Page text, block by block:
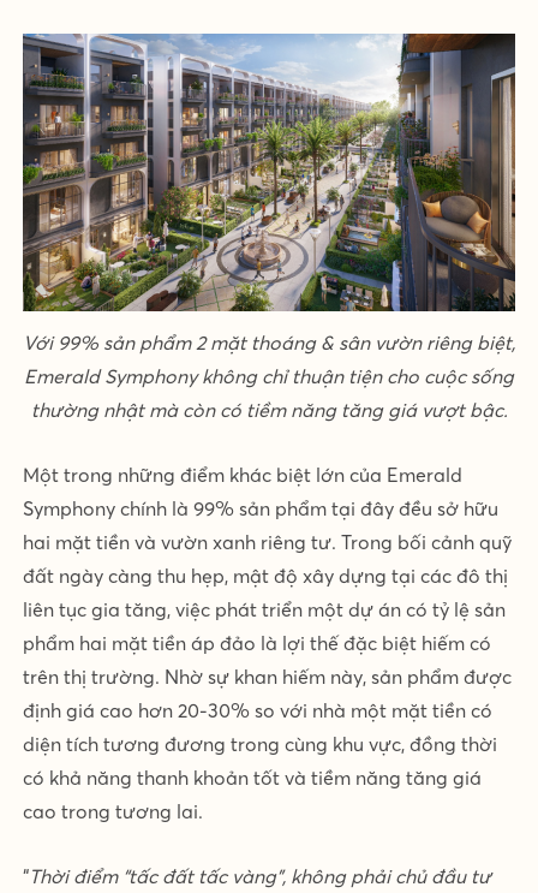
Với 99% sản phẩm 2 mặt thoáng & sân vườn riêng biệt,
Emerald Symphony không chỉ thuận tiện cho cuộc sống
thường nhật mà còn có tiềm năng tăng giá vượt bậc.
Một trong những điểm khác biệt lớn của Emerald
Symphony chính là 99% sản phẩm tại đây đều sở hữu
hai mặt tiền và vườn xanh riêng tư. Trong bối cảnh quỹ
đất ngày càng thu hẹp, mật độ xây dựng tại các đô thị
liên tục gia tăng, việc phát triển một dự án có tỷ lệ sản
phẩm hai mặt tiền áp đảo là lợi thế đặc biệt hiếm có
trên thị trường. Nhờ sự khan hiếm này, sản phẩm được
định giá cao hơn 20-30% so với nhà một mặt tiền có
diện tích tương đương trong cùng khu vực, đồng thời
có khả năng thanh khoản tốt và tiềm năng tăng giá
cao trong tương lai.
“Thời điểm “tấc đất tấc vàng”, không phải chủ đầu tư